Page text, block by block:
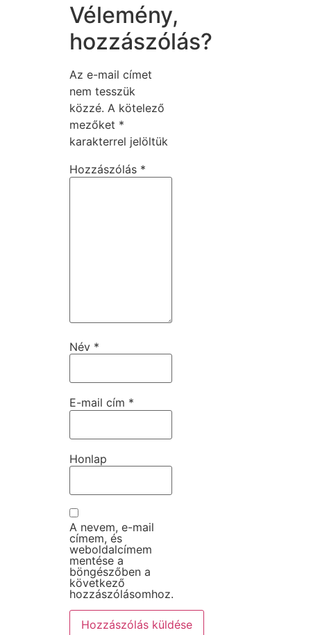
Vélemény,
hozzászólás?
Az e-mail címet
nem tesszük
közzé. A kötelező
mezőket *
karakterrel jelöltük
Hozzászólás *
Név *
E-mail cím *
Honlap
A nevem, e-mail
címem, és
weboldalcímem
mentése a
böngészőben a
következő
hozzászólásomhoz.